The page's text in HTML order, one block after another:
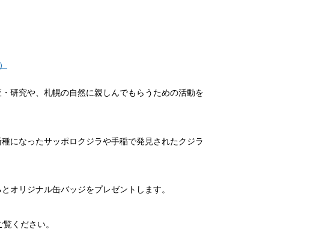
研究や、札幌の自然に親しんでもらうための活動を
になったサッポロクジラや手稲で発見されたクジラ
オリジナル缶バッジをプレゼントします。
ください。